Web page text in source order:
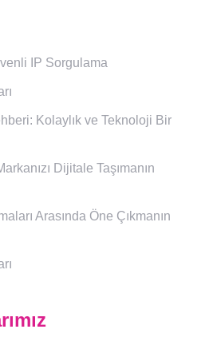
IP Sorgulama
Kolaylık ve Teknoloji Bir
Dijitale Taşımanın
Arasında Öne Çıkmanın